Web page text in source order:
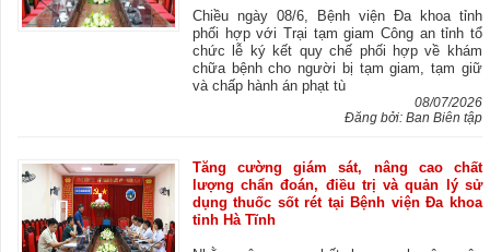
Chiều ngày 08/6, Bệnh viện Đa khoa tỉnh
phối hợp với Trại tạm giam Công an tỉnh tổ
chức lễ ký kết quy chế phối hợp về khám
chữa bệnh cho người bị tạm giam, tạm giữ
và chấp hành án phạt tù
08/07/2026
Đăng bởi: Ban Biên tập
Tăng cường giám sát, nâng cao chất
lượng chẩn đoán, điều trị và quản lý sử
dụng thuốc sốt rét tại Bệnh viện Đa khoa
tỉnh Hà Tĩnh